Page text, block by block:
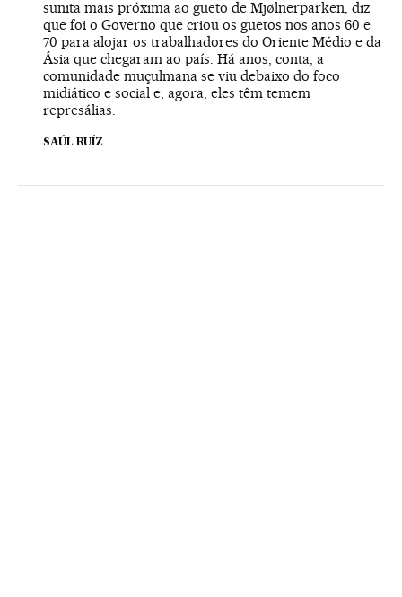
sunita mais próxima ao gueto de Mjølnerparken, diz
que foi o Governo que criou os guetos nos anos 60 e
70 para alojar os trabalhadores do Oriente Médio e da
Ásia que chegaram ao país. Há anos, conta, a
comunidade muçulmana se viu debaixo do foco
midiático e social e, agora, eles têm temem
represálias.
SAÚL RUÍZ